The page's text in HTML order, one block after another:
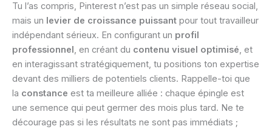
Tu l’as compris, Pinterest n’est pas un simple réseau social,
mais un levier de croissance puissant pour tout travailleur
indépendant sérieux. En configurant un profil
professionnel , en créant du contenu visuel optimisé, et
en interagissant stratégiquement, tu positions ton expertise
devant des milliers de potentiels clients. Rappelle-toi que
la constance est ta meilleure alliée : chaque épingle est
une semence qui peut germer des mois plus tard. Ne te
décourage pas si les résultats ne sont pas immédiats ;